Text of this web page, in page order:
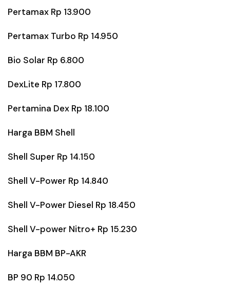
Pertamax Rp 13.900
Pertamax Turbo Rp 14.950
Bio Solar Rp 6.800
DexLite Rp 17.800
Pertamina Dex Rp 18.100
Harga BBM Shell
Shell Super Rp 14.150
Shell V-Power Rp 14.840
Shell V-Power Diesel Rp 18.450
Shell V-power Nitro+ Rp 15.230
Harga BBM BP-AKR
BP 90 Rp 14.050